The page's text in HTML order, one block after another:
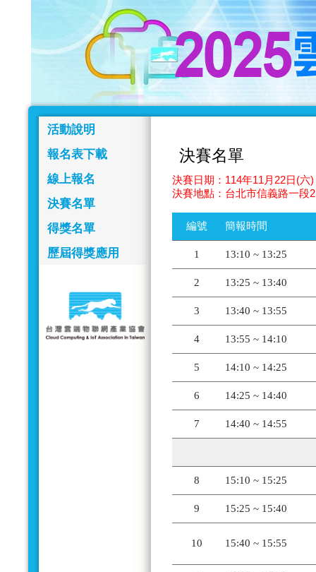
活動說明
報名表下載
線上報名
決賽名單
得獎名單
歷屆得獎應用
決賽名單
決賽日期：114年11月22日(六
決賽地點：台北市信義路一段
編號 簡報時間
1 13:10 ~ 13:25
2 13:25 ~ 13:40
3 13:40 ~ 13:55
4 13:55 ~ 14:10
5 14:10 ~ 14:25
6 14:25 ~ 14:40
7 14:40 ~ 14:55
8 15:10 ~ 15:25
9 15:25 ~ 15:40
10 15:40 ~ 15:55